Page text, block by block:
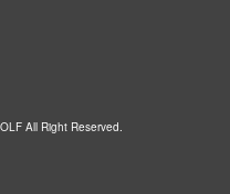
All Right Reserved.